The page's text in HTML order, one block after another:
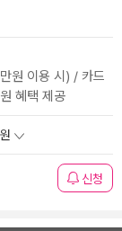
원 이용 시) / 카드
혜택 제공
신청